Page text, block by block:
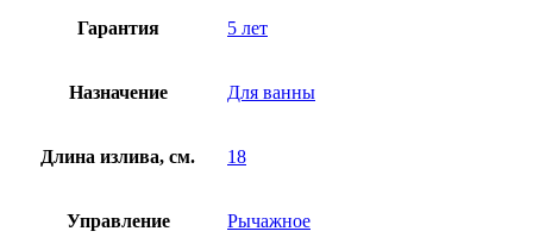
Гарантия 5 лет
Назначение Для ванны
Длина излива, см. 18
Управление Рычажное